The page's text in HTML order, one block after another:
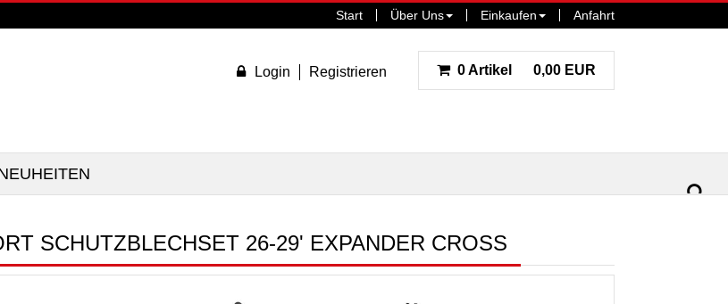
Start Über Uns Einkaufen Anfahrt
Login Registrieren 0 Artikel 0,00 EUR
SCHUTZBLECHSET 26-29' EXPANDER CROSS